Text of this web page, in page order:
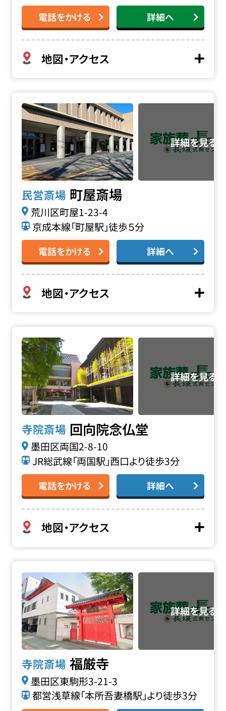
電話をかける 詳細へ
地図・アクセス
民営斎場 町屋斎場
荒川区町屋1-23-4
京成本線「町屋駅」徒歩５分
電話をかける 詳細へ
地図・アクセス
寺院斎場 回向院念仏堂
墨田区両国2-8-10
JR総武線「両国駅」西口より徒歩3分
電話をかける 詳細へ
地図・アクセス
回向院 念仏堂の詳細へ
寺院斎場 福厳寺
墨田区東駒形3-21-3
都営浅草線「本所吾妻橋駅」より徒歩3分